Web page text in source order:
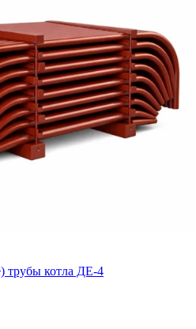
трубы котла ДЕ-4